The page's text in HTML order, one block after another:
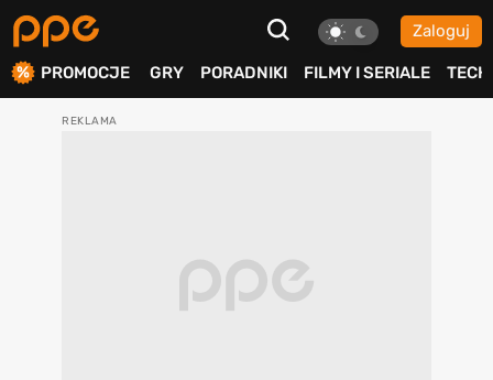
Zaloguj
PROMOCJE GRY PORADNIKI FILMY I SERIALE TECH